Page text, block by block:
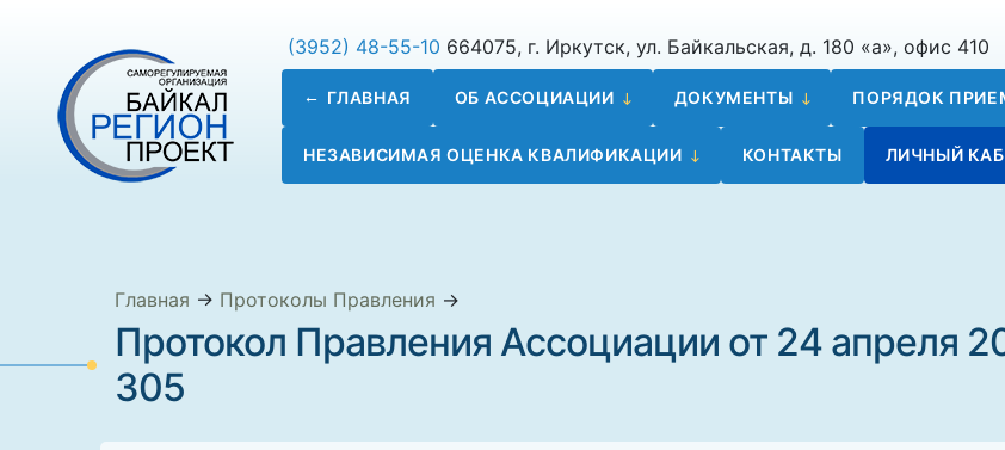
(3952) 48-55-10 664075, г. Иркутск, ул. Байкальская, д. 180 «а», офис 410
ГЛАВНАЯ ОБ АССОЦИАЦИИ ДОКУМЕНТЫ ПОРЯДОК
НЕЗАВИСИМАЯ ОЦЕНКА КВАЛИФИКАЦИИ КОНТАКТЫ ЛИЧНЫЙ
Главная → Протоколы Правления →
Протокол Правления Ассоциации от 24 апреля
305